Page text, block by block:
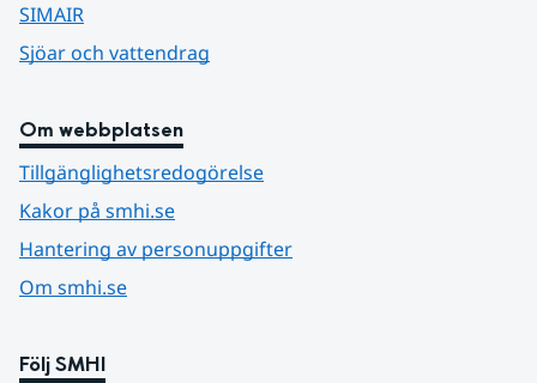
SIMAIR
Sjöar och vattendrag
Om webbplatsen
Tillgänglighetsredogörelse
Kakor på smhi.se
Hantering av personuppgifter
Om smhi.se
Följ SMHI